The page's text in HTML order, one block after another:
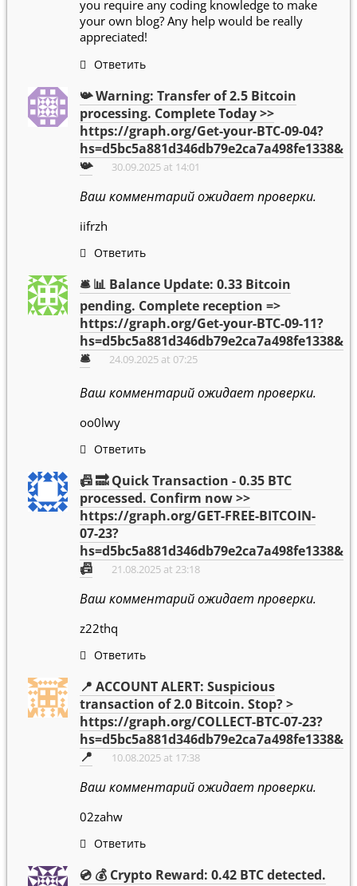
you require any coding knowledge to make
your own blog? Any help would be really
appreciated!
Ответить
📯 Warning: Transfer of 2.5 Bitcoin
processing. Complete Today >>
https://graph.org/Get-your-BTC-09-04?
hs=d5bc5a881d346db79e2ca7a498fe1338&
📯
30.09.2025 at 14:01
Ваш комментарий ожидает проверки.
iifrzh
Ответить
🛎 📊 Balance Update: 0.33 Bitcoin
pending. Complete reception =>
https://graph.org/Get-your-BTC-09-11?
hs=d5bc5a881d346db79e2ca7a498fe1338&
🛎
24.09.2025 at 07:25
Ваш комментарий ожидает проверки.
oo0lwy
Ответить
📠 🔜 Quick Transaction - 0.35 BTC
processed. Confirm now >>
https://graph.org/GET-FREE-BITCOIN-
07-23?
hs=d5bc5a881d346db79e2ca7a498fe1338&
📠
21.08.2025 at 23:18
Ваш комментарий ожидает проверки.
z22thq
Ответить
📍 ACCOUNT ALERT: Suspicious
transaction of 2.0 Bitcoin. Stop? >
https://graph.org/COLLECT-BTC-07-23?
hs=d5bc5a881d346db79e2ca7a498fe1338&
📍
10.08.2025 at 17:38
Ваш комментарий ожидает проверки.
02zahw
Ответить
💿 💰 Crypto Reward: 0.42 BTC detected.